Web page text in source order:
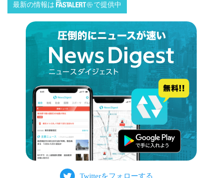
最新の情報は で提供中